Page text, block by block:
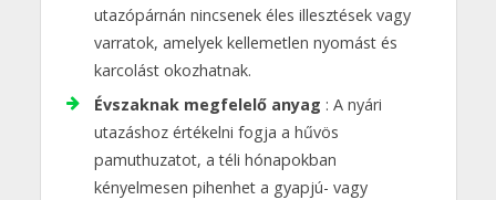
utazópárnán nincsenek éles illesztések vagy
varratok, amelyek kellemetlen nyomást és
karcolást okozhatnak.
Évszaknak megfelelő anyag : A nyári
utazáshoz értékelni fogja a hűvös
pamuthuzatot, a téli hónapokban
kényelmesen pihenhet a gyapjú- vagy